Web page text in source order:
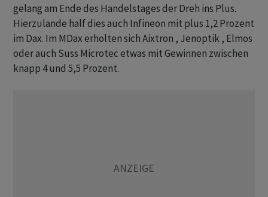
gelang am Ende des Handelstages der Dreh ins Plus.
Hierzulande half dies auch Infineon mit plus 1,2 Prozent
im Dax. Im MDax erholten sich Aixtron , Jenoptik , Elmos
oder auch Suss Microtec etwas mit Gewinnen zwischen
knapp 4 und 5,5 Prozent.